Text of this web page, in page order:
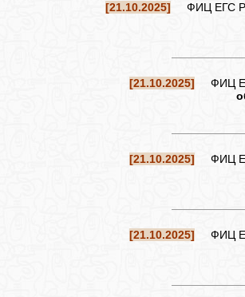
[21.10.2025] ФИЦ ЕГС
[21.10.2025] ФИЦ
[21.10.2025] ФИЦ
[21.10.2025] ФИЦ